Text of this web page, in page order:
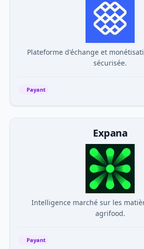
Plateforme d'échange et
sécurisée.
Payant
Expana
Intelligence marché sur les
agrifood.
Payant